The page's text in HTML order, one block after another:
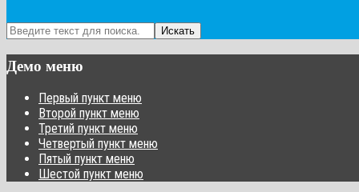
Искать
Демо меню
Первый пункт меню
Второй пункт меню
Третий пункт меню
Четвертый пункт меню
Пятый пункт меню
Шестой пункт меню